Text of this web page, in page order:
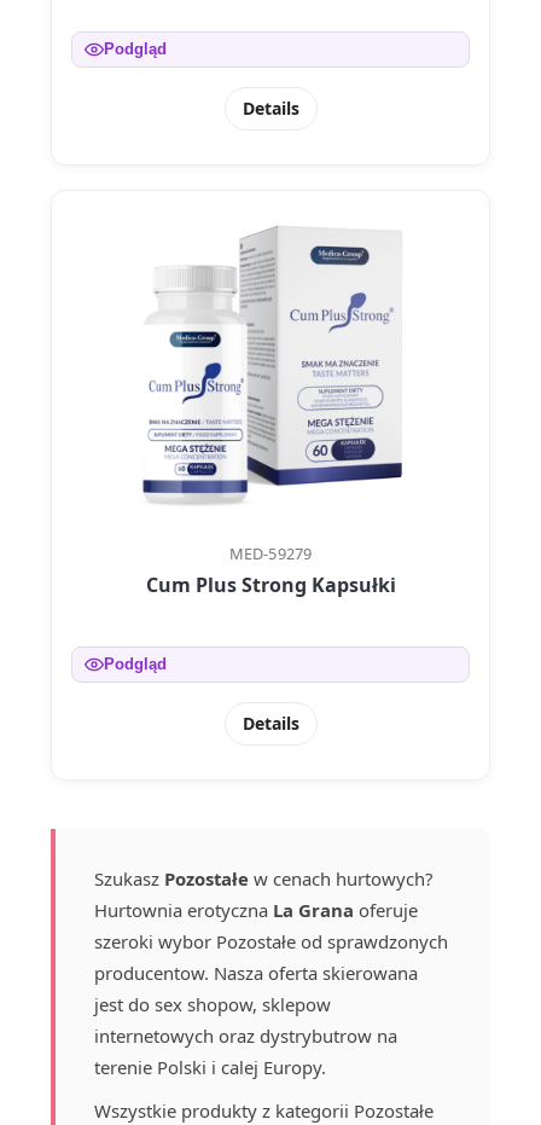
Podgląd
Details
MED-59279
Cum Plus Strong Kapsułki
Podgląd
Details
Szukasz Pozostałe w cenach hurtowych?
Hurtownia erotyczna La Grana oferuje
szeroki wybor Pozostałe od sprawdzonych
producentow. Nasza oferta skierowana
jest do sex shopow, sklepow
internetowych oraz dystrybutrow na
terenie Polski i calej Europy.
Wszystkie produkty z kategorii Pozostałe